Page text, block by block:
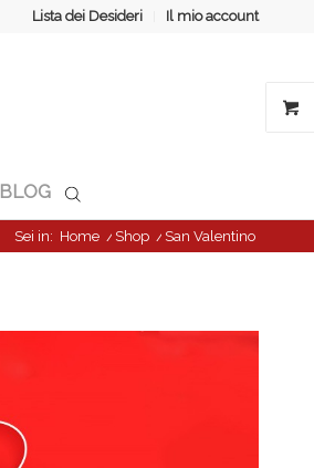
Lista dei Desideri Il mio account
BLOG
Sei in: Home / Shop / San Valentino